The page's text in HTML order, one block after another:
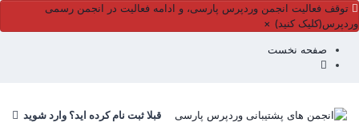
توقف فعالیت انجمن وردپرس پارسی، و ادامه فعالیت در انجمن رسمی
وردپرس(کلیک کنید) ×
صفحه نخست
قبلا ثبت نام کرده اید؟ وارد شوید